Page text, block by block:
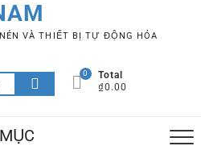
VÀ THIẾT BỊ TỰ ĐỘNG HÓA
Search
for:
0
Total
₫0.00